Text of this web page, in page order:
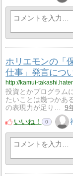
ホリエモンの「
仕事」発言につ
投資とかプログラム
たいことは幾つかあ
の表現力が足り…
9
いいね！
0